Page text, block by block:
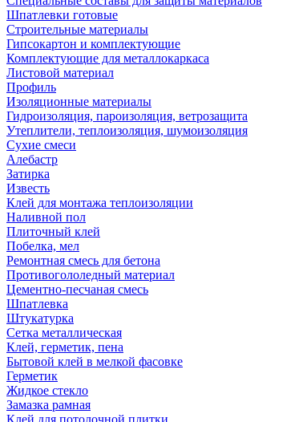
Шпатлевки готовые
Строительные материалы
Гипсокартон и комплектующие
Комплектующие для металлокаркаса
Листовой материал
Профиль
Изоляционные материалы
Гидроизоляция, пароизоляция, ветрозащита
Утеплители, теплоизоляция, шумоизоляция
Сухие смеси
Алебастр
Затирка
Известь
Клей для монтажа теплоизоляции
Наливной пол
Плиточный клей
Побелка, мел
Ремонтная смесь для бетона
Противогололедный материал
Цементно-песчаная смесь
Шпатлевка
Штукатурка
Сетка металлическая
Клей, герметик, пена
Бытовой клей в мелкой фасовке
Герметик
Жидкое стекло
Замазка рамная
Клей для потолочной плитки